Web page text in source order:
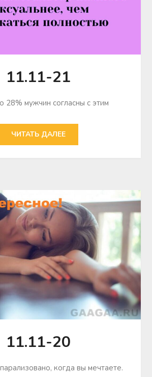
11.11-21
28% мужчин согласны с этим
ЧИТАТЬ ДАЛЕЕ
11.11-20
когда вы мечтаете.